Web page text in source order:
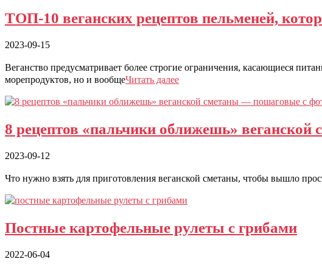
ТОП-10 веганских рецептов пельменей,
2023-09-15
Веганство предусматривает более строгие ограничения, касающиеся
морепродуктов, но и вообщеЧитать далее
8 рецептов «пальчики оближешь»
2023-09-12
Что нужно взять для приготовления веганской сметаны, чтобы вышло
Постные картофельные рулеты с грибами
2022-06-04